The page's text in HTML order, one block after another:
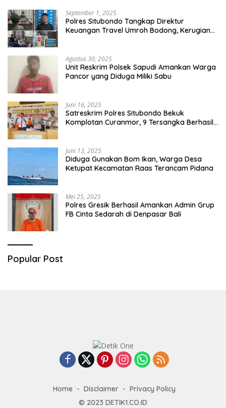
September 1, 2025
Polres Situbondo Tangkap Direktur
Keuangan Travel Umroh Bodong, Kerugian
Agustus 30, 2025
Unit Reskrim Polsek Sapudi Amankan Warga
Pancor yang Diduga Miliki Sabu
Juni 16, 2025
Satreskrim Polres Situbondo Bekuk
Komplotan Curanmor, 9 Tersangka Berhasil
Juni 13, 2025
Diduga Gunakan Bom Ikan, Warga Desa
Ketupat Kecamatan Raas Terancam Pidana
Mei 25, 2025
Polres Gresik Berhasil Amankan Admin Grup
FB Cinta Sedarah di Denpasar Bali
Popular Post
Home Disclaimer
Privacy Policy
© 2023 DETIK1.CO.ID